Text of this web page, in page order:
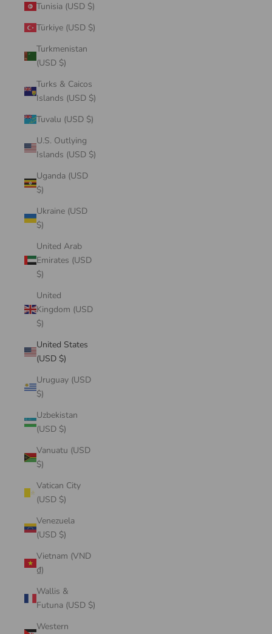
Tunisia (USD $)
Türkiye (USD $)
Turkmenistan
(USD $)
Turks & Caicos
Islands (USD $)
Tuvalu (USD $)
U.S. Outlying
Islands (USD $)
Uganda (USD
$)
Ukraine (USD
$)
United Arab
Emirates (USD
$)
United
Kingdom (USD
$)
United States
(USD $)
Uruguay (USD
$)
Uzbekistan
(USD $)
Vanuatu (USD
$)
Vatican City
(USD $)
Venezuela
(USD $)
Vietnam (VND
₫)
Wallis &
Futuna (USD $)
Western